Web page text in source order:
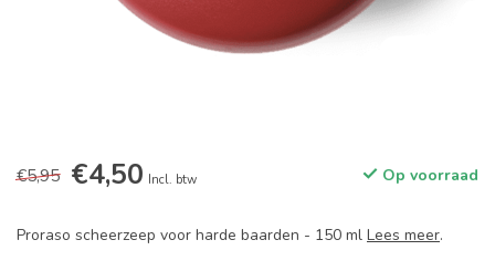
€5,95 €4,50 Incl. btw Op voorraad
Proraso scheerzeep voor harde baarden - 150 ml Lees meer.